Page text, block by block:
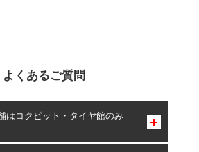
よくあるご質問
はコクピット・タイヤ館のみ